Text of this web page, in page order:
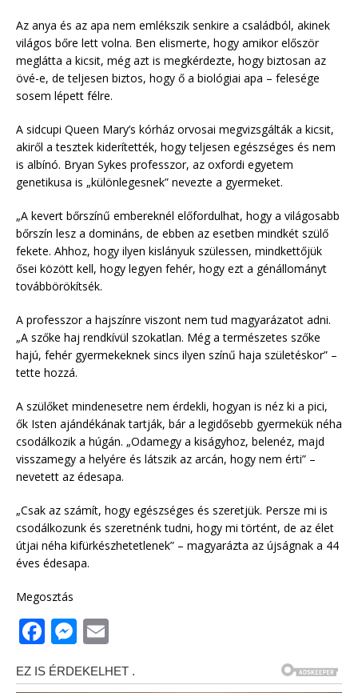
Az anya és az apa nem emlékszik senkire a családból, akinek
világos bőre lett volna. Ben elismerte, hogy amikor először
meglátta a kicsit, még azt is megkérdezte, hogy biztosan az
övé-e, de teljesen biztos, hogy ő a biológiai apa – felesége
sosem lépett félre.
A sidcupi Queen Mary’s kórház orvosai megvizsgálták a kicsit,
akiről a tesztek kiderítették, hogy teljesen egészséges és nem
is albínó. Bryan Sykes professzor, az oxfordi egyetem
genetikusa is „különlegesnek” nevezte a gyermeket.
„A kevert bőrszínű embereknél előfordulhat, hogy a világosabb
bőrszín lesz a domináns, de ebben az esetben mindkét szülő
fekete. Ahhoz, hogy ilyen kislányuk szülessen, mindkettőjük
ősei között kell, hogy legyen fehér, hogy ezt a génállományt
továbbörökítsék.
A professzor a hajszínre viszont nem tud magyarázatot adni.
„A szőke haj rendkívül szokatlan. Még a természetes szőke
hajú, fehér gyermekeknek sincs ilyen színű haja születéskor” –
tette hozzá.
A szülőket mindenesetre nem érdekli, hogyan is néz ki a pici,
ők Isten ajándékának tartják, bár a legidősebb gyermekük néha
csodálkozik a húgán. „Odamegy a kiságyhoz, belenéz, majd
visszamegy a helyére és látszik az arcán, hogy nem érti” –
nevetett az édesapa.
„Csak az számít, hogy egészséges és szeretjük. Persze mi is
csodálkozunk és szeretnénk tudni, hogy mi történt, de az élet
útjai néha kifürkészhetetlenek” – magyarázta az újságnak a 44
éves édesapa.
Megosztás
F
a
c
M
e
ssai